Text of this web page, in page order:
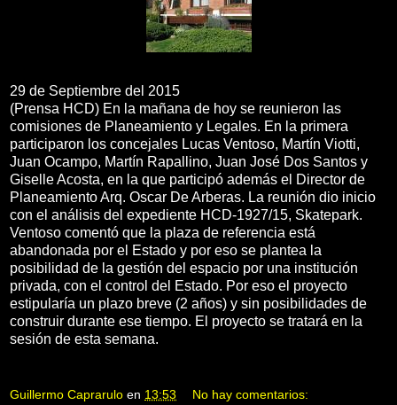
29 de Septiembre del 2015
(Prensa HCD) En la mañana de hoy se reunieron las
comisiones de Planeamiento y Legales. En la primera
participaron los concejales Lucas Ventoso, Martín Viotti,
Juan Ocampo, Martín Rapallino, Juan José Dos Santos y
Giselle Acosta, en la que participó además el Director de
Planeamiento Arq. Oscar De Arberas. La reunión dio inicio
con el análisis del expediente HCD-1927/15, Skatepark.
Ventoso comentó que la plaza de referencia está
abandonada por el Estado y por eso se plantea la
posibilidad de la gestión del espacio por una institución
privada, con el control del Estado. Por eso el proyecto
estipularía un plazo breve (2 años) y sin posibilidades de
construir durante ese tiempo. El proyecto se tratará en la
sesión de esta semana.
Guillermo Caprarulo en 13:53 No hay comentarios: